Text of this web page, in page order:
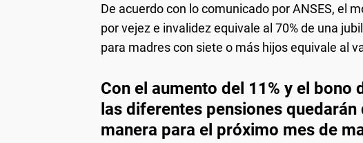
De acuerdo con lo comunicado por ANSES, el
por vejez e invalidez equivale al 70% de una
para madres con siete o más hijos equivale al
Con el aumento del 11% y el
las diferentes pensiones
manera para el próximo mes de